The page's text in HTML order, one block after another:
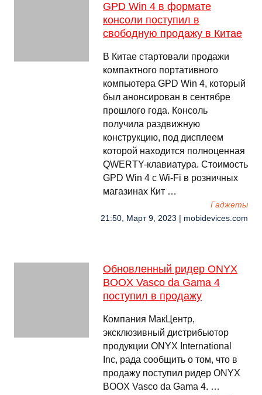
GPD Win 4 в формате
консоли поступил в
свободную продажу в Китае
В Китае стартовали продажи
компактного портативного
компьютера GPD Win 4, который
был анонсирован в сентябре
прошлого года. Консоль
получила раздвижную
конструкцию, под дисплеем
которой находится полноценная
QWERTY-клавиатура. Стоимость
GPD Win 4 с Wi-Fi в розничных
магазинах Кит …
Гаджеты
21:50, Март 9, 2023 | mobidevices.com
Обновленный ридер ONYX
BOOX Vasco da Gama 4
поступил в продажу
Компания МакЦентр,
эксклюзивный дистрибьютор
продукции ONYX International
Inc, рада сообщить о том, что в
продажу поступил ридер ONYX
BOOX Vasco da Gama 4. …